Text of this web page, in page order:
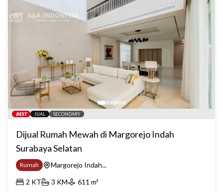
BEST JUAL SECONDARY
Dijual Rumah Mewah di Margorejo Indah
Surabaya Selatan
Rumah
Margorejo Indah...
2 KT 3 KM 611 m²